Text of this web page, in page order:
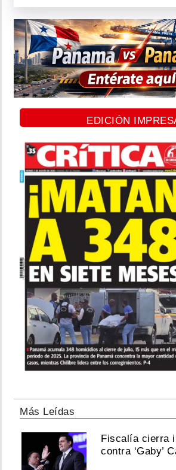
EDICIÓN
Más Leídas
Fiscalía cierra
contra ‘Gaby’